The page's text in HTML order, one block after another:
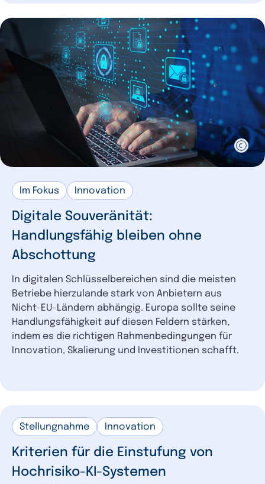
Im Fokus Innovation
Digitale Souveränität:
Handlungsfähig bleiben ohne
Abschottung
In digitalen Schlüsselbereichen sind die meisten
Betriebe hierzulande stark von Anbietern aus
Nicht-EU-Ländern abhängig. Europa sollte seine
Handlungsfähigkeit auf diesen Feldern stärken,
indem es die richtigen Rahmenbedingungen für
Innovation, Skalierung und Investitionen schafft.
Stellungnahme Innovation
Kriterien für die Einstufung von
Hochrisiko-KI-Systemen